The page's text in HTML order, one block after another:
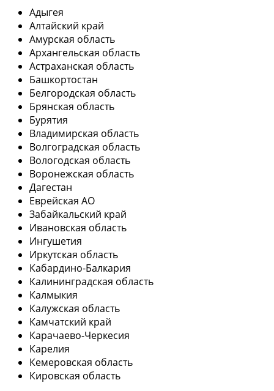
Адыгея
Алтайский край
Амурская область
Архангельская область
Астраханская область
Башкортостан
Белгородская область
Брянская область
Бурятия
Владимирская область
Волгоградская область
Вологодская область
Воронежская область
Дагестан
Еврейская АО
Забайкальский край
Ивановская область
Ингушетия
Иркутская область
Кабардино-Балкария
Калининградская область
Калмыкия
Калужская область
Камчатский край
Карачаево-Черкесия
Карелия
Кемеровская область
Кировская область